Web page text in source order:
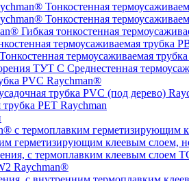
Тонкостенная
Тонкостенная
Гибкая тонкостенная
термоусаживаемая трубка
Тонкостенная термоусаживаемая
Среднестенная
PVC Raychman®
трубка PVC (под дерево)
PET Raychman
герметизирующим клеевым слоем,
Raychman®